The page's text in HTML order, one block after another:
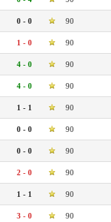
0 - 0 90
1 - 0 90
4 - 0 90
4 - 0 90
1 - 1 90
0 - 0 90
0 - 0 90
2 - 0 90
1 - 1 90
3 - 0 90